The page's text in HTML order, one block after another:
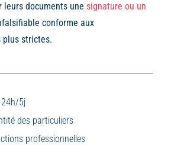
leurs documents une signature ou un
conforme aux
plus strictes.
5j
des particuliers
professionnelles